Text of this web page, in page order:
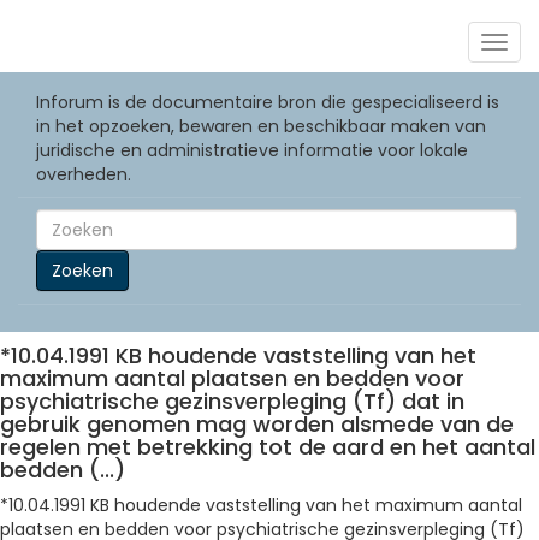
Inforum is de documentaire bron die gespecialiseerd is
in het opzoeken, bewaren en beschikbaar maken van
juridische en administratieve informatie voor lokale
overheden.
Zoeken
*10.04.1991 KB houdende vaststelling van het
maximum aantal plaatsen en bedden voor
psychiatrische gezinsverpleging (Tf) dat in
gebruik genomen mag worden alsmede van de
regelen met betrekking tot de aard en het aantal
bedden (...)
*10.04.1991 KB houdende vaststelling van het maximum aantal
plaatsen en bedden voor psychiatrische gezinsverpleging (Tf)